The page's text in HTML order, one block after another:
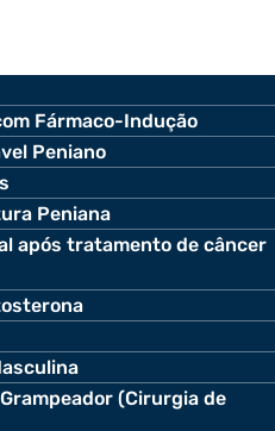
Fármaco-Indução
Peniano
Peniana
após tratamento de câncer
(Cirurgia de